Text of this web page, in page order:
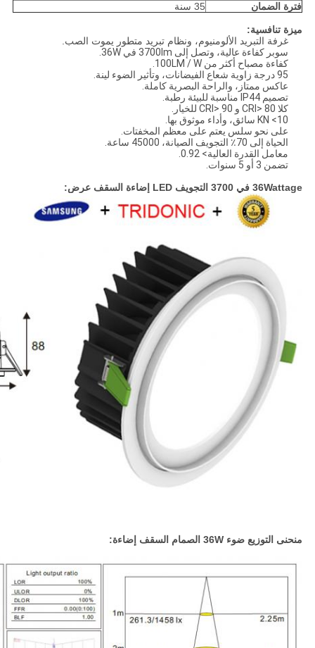
فترة الضمان 35 سنة
ميزة تنافسية:
غرفة التبريد الألومنيوم، ونظام تبريد متطور يموت الصب.
سوبر كفاءة عالية، وتصل إلى 3700lm في 36W.
كفاءة مصباح أكثر من 100LM / W.
95 درجة زاوية شعاع الفيضانات، وتأثير الضوء لينة.
عاكس ممتاز، والراحة البصرية كاملة.
تصميم IP44 مناسبة للبيئة رطبة.
كلا CRI> 80 و CRI> 90 للخيار.
KN <10 سائق، وأداء موثوق بها.
على نحو سلس يعتم على معظم المخفتات.
الحياة إلى 70٪ التجويف الصيانة، 45000 ساعة.
معامل القدرة العالية> 0.92.
تضمن 3 أو 5 سنوات.
36Wattage في 3700 التجويف LED إضاءة السقف
عرض:
منحنى التوزيع ضوء 36W الصمام السقف إضاءة: